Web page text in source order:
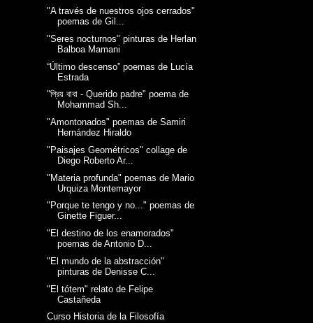
"A través de nuestros ojos cerrados"
poemas de Gil...
"Seres nocturnos" pinturas de Herlan
Balboa Mamani
“Último descenso” poemas de Lucía
Estrada
"প্রিয় বাবা - Querido padre" poema de
Mohammad Sh...
"Amontonados" poemas de Samiri
Hernández Hiraldo
"Paisajes Geométricos" collage de
Diego Roberto Ar...
"Materia profunda" poemas de Mario
Urquiza Montemayor
"Porque te tengo y no..." poemas de
Ginette Figuer...
"El destino de los enamorados"
poemas de Antonio D...
"El mundo de la abstracción"
pinturas de Denisse C...
"El tótem" relato de Felipe
Castañeda
Curso Historia de la Filosofía